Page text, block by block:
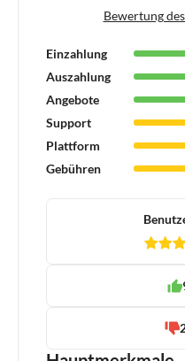
Bewertung
Einzahlung
Auszahlung
Angebote
Support
Plattform
Gebühren
1 2 3